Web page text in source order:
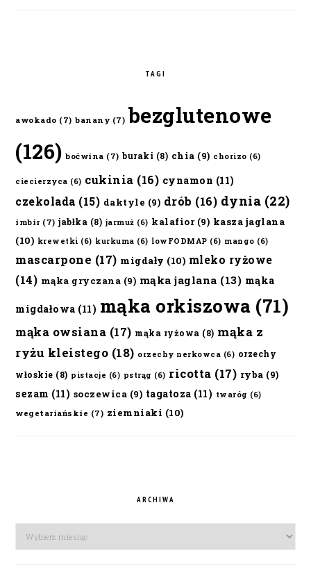
TAGI
awokado (7) banany (7) bezglutenowe
(126) boćwina (7) buraki (8) chia (9) chorizo (6)
ciecierzyca (6) cukinia (16) cynamon (11)
czekolada (15) daktyle (9) drób (16) dynia (22)
imbir (7) jabłka (8) jarmuż (6) kalafior(9) kasza jaglana
(10) krewetki (6) kurkuma (6) lowFODMAP (6) mango (6)
mascarpone (17) migdały (10) mleko ryżowe
(14) mąka gryczana (9) mąka jaglana (13) mąka
migdałowa (11) mąka orkiszowa (71)
mąka owsiana (17) mąka ryżowa (8) mąka z
ryżu kleistego (18) orzechy nerkowca (6) orzechy
włoskie (8) pistacje (6) pstrąg (6) ricotta (17) ryba (9)
sezam (11) soczewica (9) tagatoza (11) twaróg (6)
wegetariańskie (7) ziemniaki (10)
ARCHIWA
Archiwa